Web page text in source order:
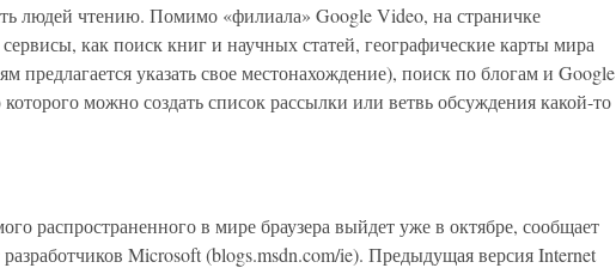
людей чтению. Помимо «филиала» Google Video, на страничке
как поиск книг и научных статей, географические карты мира
предлагается указать свое местонахождение), поиск по блогам и Google
можно создать список рассылки или ветвь обсуждения какой-то
распространенного в мире браузера выйдет уже в октябре, сообщает
Microsoft (blogs.msdn.com/ie). Предыдущая версия Internet